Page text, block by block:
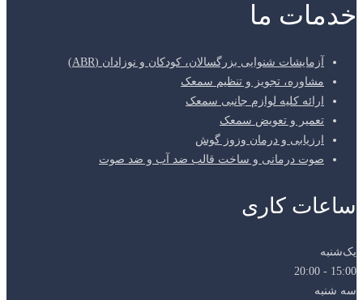
خدمات ما
آزمایشات شنوایی بزرگسالان، کودکان و نوزادان (ABR)
مشاوره، تجویز و تنظیم سمعک
ارائه کلیه لوازم جانبی سمعک
تعمیر و تعویض سمعک
ارزیابی و درمان وزوز گوش
صوت درمانی و ساخت قالب ضد آب و ضد صوت
ساعات کاری
یک‌شنبه
15:00 - 20:00
سه شنبه